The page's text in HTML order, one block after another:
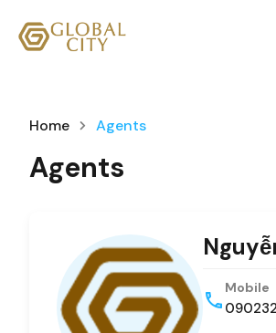
Home Agents
Agents
Mobile